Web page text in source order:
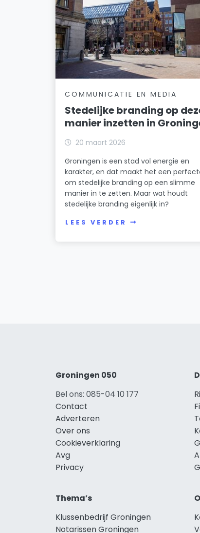
COMMUNICATIE EN MEDIA
Stedelijke branding op
manier inzetten in
20 maart 2026
Groningen is een stad vol energie en
karakter, en dat maakt het een
om stedelijke branding op een slimme
manier in te zetten. Maar wat houdt
stedelijke branding eigenlijk in?
LEES VERDER
Groningen 050
Bel ons: 085-04 10 177
Contact
Adverteren
Over ons
Cookieverklaring
Avg
Privacy
Thema’s
Klussenbedrijf Groningen
Notarissen Groningen